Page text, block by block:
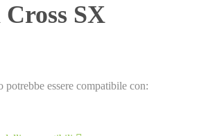
Cross SX
potrebbe essere compatibile con: